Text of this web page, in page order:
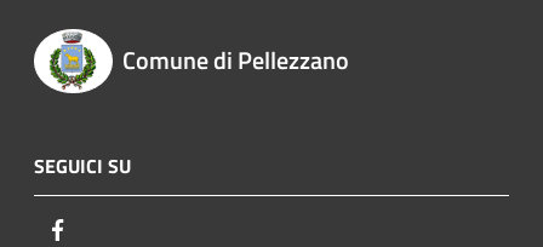
Comune di Pellezzano
SEGUICI SU